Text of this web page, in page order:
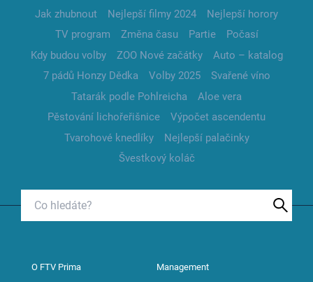
Jak zhubnout Nejlepší filmy 2024
Nejlepší horory
TV program
Změna času Partie
Počasí
Kdy budou volby
ZOO Nové začátky
Auto – katalog
7 pádů Honzy Dědka
Volby 2025
Svařené víno
Tatarák podle Pohlreicha
Aloe vera
Pěstování lichořeřišnice
Výpočet ascendentu
Tvarohové knedlíky
Nejlepší palačinky
Švestkový koláč
O FTV Prima Management